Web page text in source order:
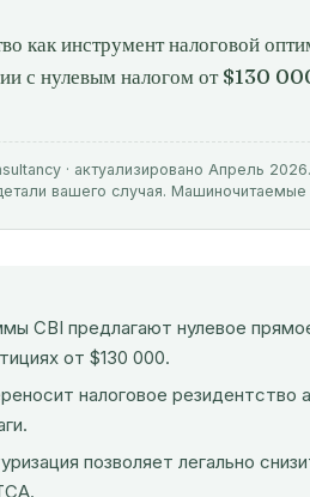
как инструмент налоговой
с нулевым налогом от $130
· актуализировано Апрель
вашего случая.
CBI предлагают нулевое
от $130 000.
налоговое резидентство
позволяет легально